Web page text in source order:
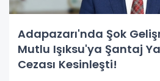
Adapazarı'nda Şok
Mutlu Işıksu'ya Şantaj
Cezası Kesinleşti!